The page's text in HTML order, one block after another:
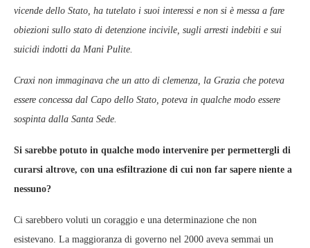
vicende dello Stato, ha tutelato i suoi interessi e non si è messa a fare
obiezioni sullo stato di detenzione incivile, sugli arresti indebiti e sui
suicidi indotti da Mani Pulite.
Craxi non immaginava che un atto di clemenza, la Grazia che poteva
essere concessa dal Capo dello Stato, poteva in qualche modo essere
sospinta dalla Santa Sede.
Si sarebbe potuto in qualche modo intervenire per permettergli di
curarsi altrove, con una esfiltrazione di cui non far sapere niente a
nessuno?
Ci sarebbero voluti un coraggio e una determinazione che non
esistevano. La maggioranza di governo nel 2000 aveva semmai un